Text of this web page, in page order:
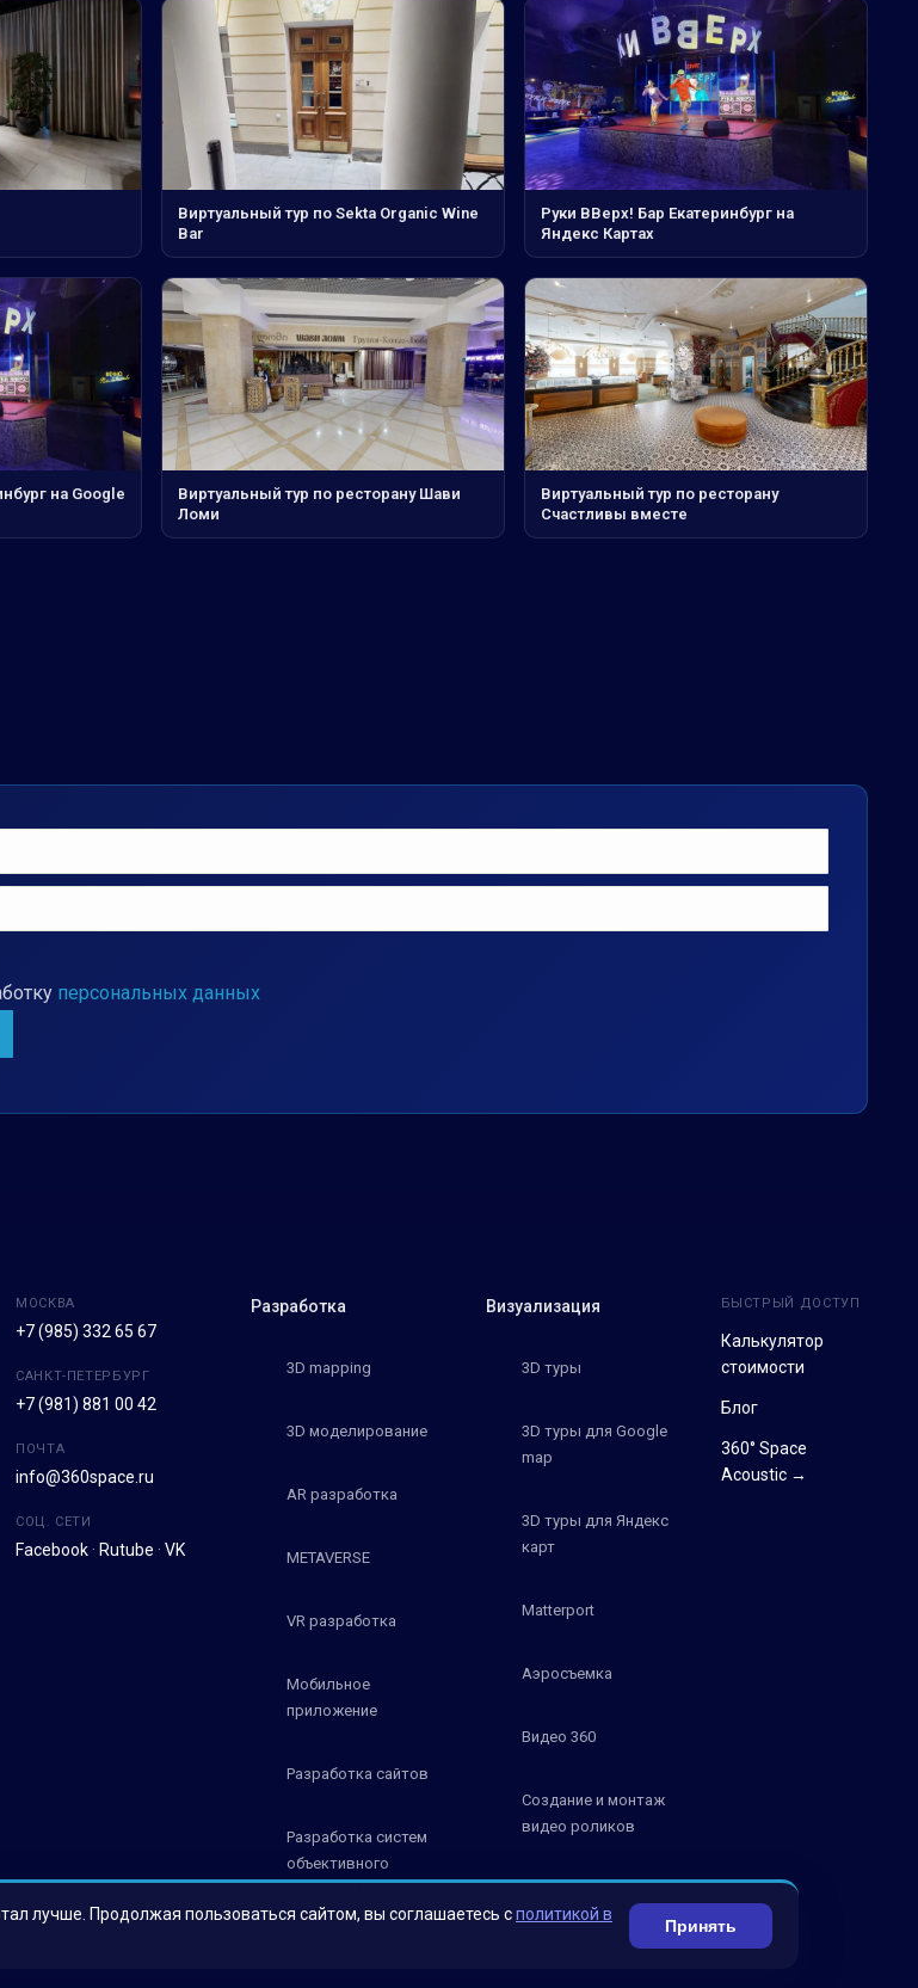
Виртуальный тур по Sekta Organic Wine
Bar
Руки ВВерх! Бар Екатеринбург на
Яндекс Картах
на Google
Виртуальный тур по ресторану Шави
Ломи
Виртуальный тур по ресторану
Счастливы вместе
персональных данных
МОСКВА
+7 (985) 332 65 67
САНКТ-ПЕТЕРБУРГ
+7 (981) 881 00 42
ПОЧТА
info@360space.ru
СОЦ. СЕТИ
Facebook· Rutube · VK
Разработка
3D mapping
3D моделирование
AR разработка
METAVERSE
VR разработка
Мобильное
приложение
Разработка сайтов
Разработка систем
объективного
Визуализация
3D туры
3D туры для Google
map
3D туры для Яндекс
карт
Matterport
Аэросъемка
Видео 360
Создание и монтаж
видео роликов
БЫСТРЫЙ ДОСТУП
Калькулятор
стоимости
Блог
360° Space
Acoustic →
лучше. Продолжая пользоваться сайтом, вы соглашаетесь сполитикой в
Принять